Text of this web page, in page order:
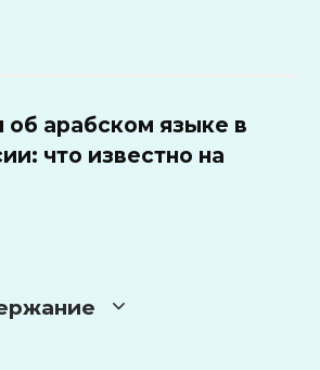
арабском языке в
что известно на